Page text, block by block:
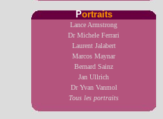
Portraits
Lance Armstrong
Dr Michele Ferrari
Laurent Jalabert
Marcos Maynar
Bernard Sainz
Jan Ullrich
Dr Yvan Vanmol
Tous les portraits